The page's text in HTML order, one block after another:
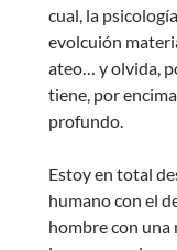
cual, la
evolcuión
ateo… y olvida,
tiene, por
profundo.
Estoy en total
humano con el
hombre con una